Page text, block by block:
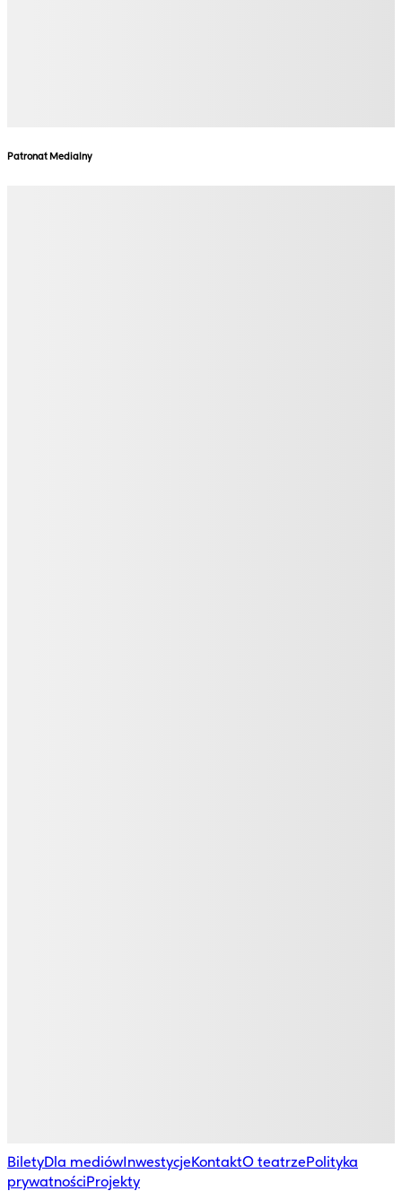
Patronat Medialny
BiletyDla mediówInwestycjeKontaktO teatrzePolityka
prywatnościProjekty